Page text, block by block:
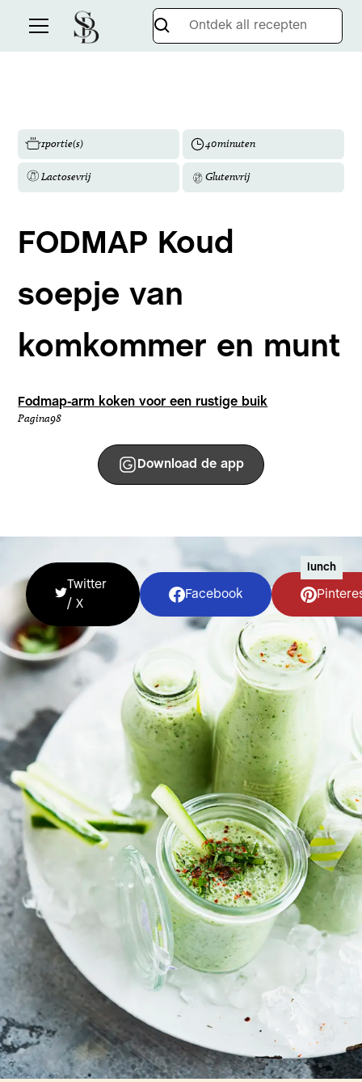
1portie(s) 40minuten
Lactosevrij Glutenvrij
FODMAP Koud
soepje van
komkommer en munt
Fodmap-arm koken voor een rustige buik
Pagina98
Download de app
Twitter
/ X
Facebook
lunch